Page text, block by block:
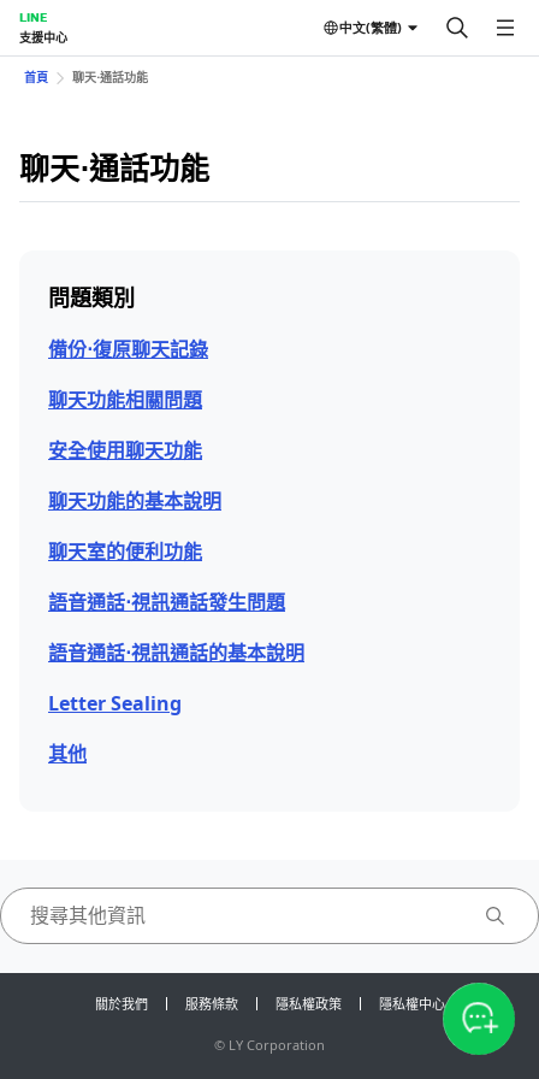
LINE
支援中心
中文(繁體)
首頁 聊天⋅通話功能
聊天⋅通話功能
問題類別
備份⋅復原聊天記錄
聊天功能相關問題
安全使用聊天功能
聊天功能的基本說明
聊天室的便利功能
語音通話⋅視訊通話發生問題
語音通話⋅視訊通話的基本說明
Letter Sealing
其他
關於我們 服務條款 隱私權政策 隱私權中心
© LY Corporation